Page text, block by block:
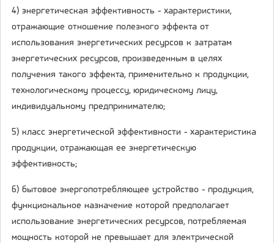
4) энергетическая эффективность - характеристики,
отражающие отношение полезного эффекта от
использования энергетических ресурсов к затратам
энергетических ресурсов, произведенным в целях
получения такого эффекта, применительно к продукции,
технологическому процессу, юридическому лицу,
индивидуальному предпринимателю;
5) класс энергетической эффективности - характеристика
продукции, отражающая ее энергетическую
эффективность;
6) бытовое энергопотребляющее устройство - продукция,
функциональное назначение которой предполагает
использование энергетических ресурсов, потребляемая
мощность которой не превышает для электрической